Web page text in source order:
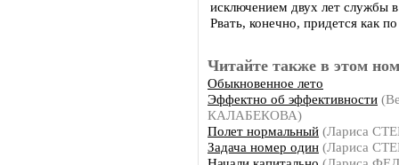
исключением двух лет службы
Рвать, конечно, придется как
Читайте также в этом
Обыкновенное лето
Эффектно об эффективности
КАЛАБЕКОВА)
Полет нормальный (Лариса
Задача номер один (Лариса